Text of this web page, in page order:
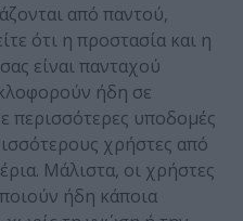
από παντού,
ότι η προστασία και η
είναι πανταχού
ήδη σε
περισσότερες υποδομές
χρήστες από
Μάλιστα, οι χρήστες
ήδη κάποια